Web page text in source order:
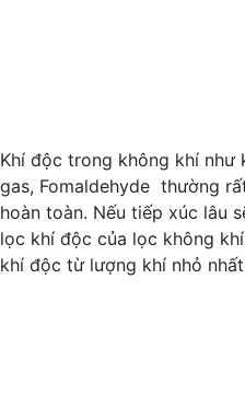
Khí độc trong không khí
gas, Fomaldehyde thường
hoàn toàn. Nếu tiếp xúc lâu
lọc khí độc của lọc không
khí độc từ lượng khí nhỏ